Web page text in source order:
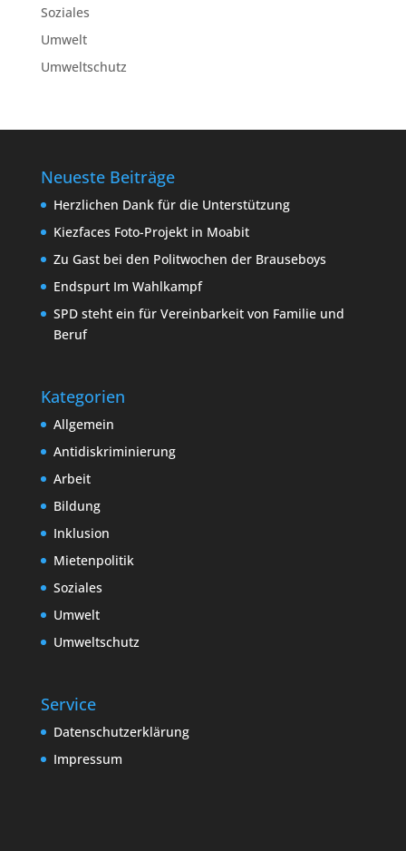
Soziales
Umwelt
Umweltschutz
Neueste Beiträge
Herzlichen Dank für die Unterstützung
Kiezfaces Foto-Projekt in Moabit
Zu Gast bei den Politwochen der Brauseboys
Endspurt Im Wahlkampf
SPD steht ein für Vereinbarkeit von Familie und
Beruf
Kategorien
Allgemein
Antidiskriminierung
Arbeit
Bildung
Inklusion
Mietenpolitik
Soziales
Umwelt
Umweltschutz
Service
Datenschutzerklärung
Impressum